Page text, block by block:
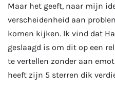
Maar het geeft, naar mijn
verscheidenheid aan
komen kijken. Ik vind dat
geslaagd is om dit op een
te vertellen zonder aan
heeft zijn 5 sterren dik